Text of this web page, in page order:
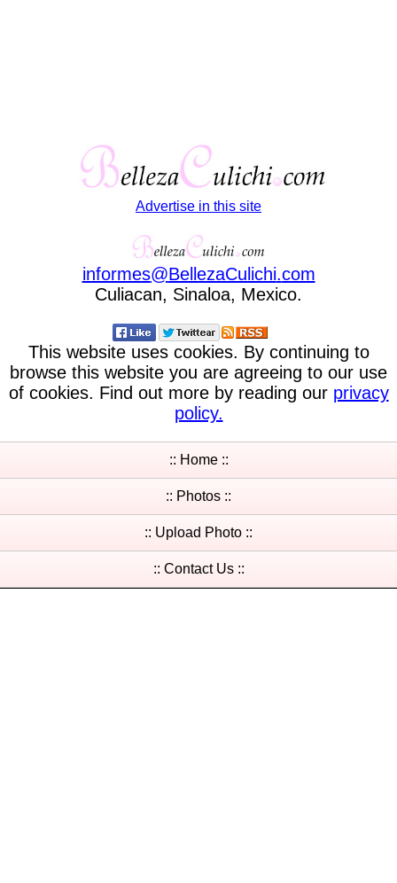
Advertise in this site
informes@BellezaCulichi.com
Culiacan, Sinaloa, Mexico.
This website uses cookies. By continuing to
browse this website you are agreeing to our use
of cookies. Find out more by reading our privacy
policy.
:: Home ::
:: Photos ::
:: Upload Photo ::
:: Contact Us ::